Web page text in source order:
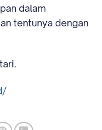
dalam
tentunya dengan